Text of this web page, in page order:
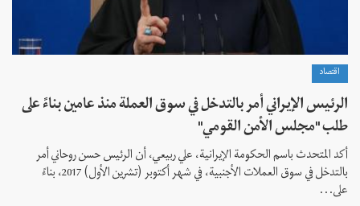
اقتصاد
الرئيس الإيراني أمر بالتدخل في سوق العملة منذ عامين بناءً على
طلب "مجلس الأمن القومي"
أكد المتحدث باسم الحكومة الإيرانية، علي ربيعي، أن الرئيس حسن روحاني أمر
بالتدخل في سوق العملات الأجنبية، في شهر أکتوبر (تشرين الأول) 2017، بناءً
على...